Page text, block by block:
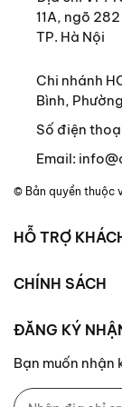
Paulson sẽ
11A, ngõ
TP. Hà Nội
Chi nhánh
Bình,
Số điện
Email:
© Bản quyền thuộc
HỖ TRỢ
CHÍNH SÁCH
ĐĂNG KÝ
Bạn muốn